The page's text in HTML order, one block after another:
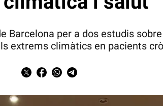
Barcelona per a dos estudis
extrems climàtics en pacients